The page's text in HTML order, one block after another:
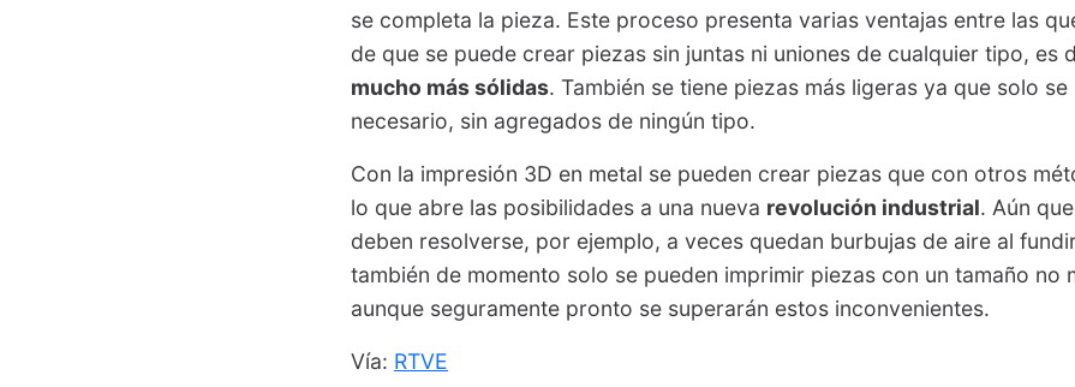
se completa la pieza. Este proceso presenta varias ventajas entre las
de que se puede crear piezas sin juntas ni uniones de cualquier tipo, es
mucho más sólidas. También se tiene piezas más ligeras ya que solo
necesario, sin agregados de ningún tipo.
Con la impresión 3D en metal se pueden crear piezas que con otros
lo que abre las posibilidades a una nueva revolución industrial. Aún
deben resolverse, por ejemplo, a veces quedan burbujas de aire al
también de momento solo se pueden imprimir piezas con un tamaño no
aunque seguramente pronto se superarán estos inconvenientes.
Vía: RTVE